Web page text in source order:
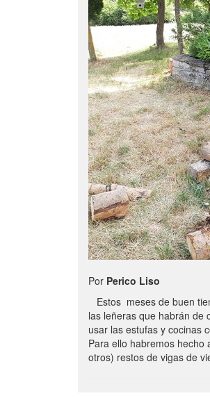
Por Perico Liso
Estos meses de buen
las leñeras que habrán de
usar las estufas y cocinas
Para ello habremos
otros) restos de vigas de